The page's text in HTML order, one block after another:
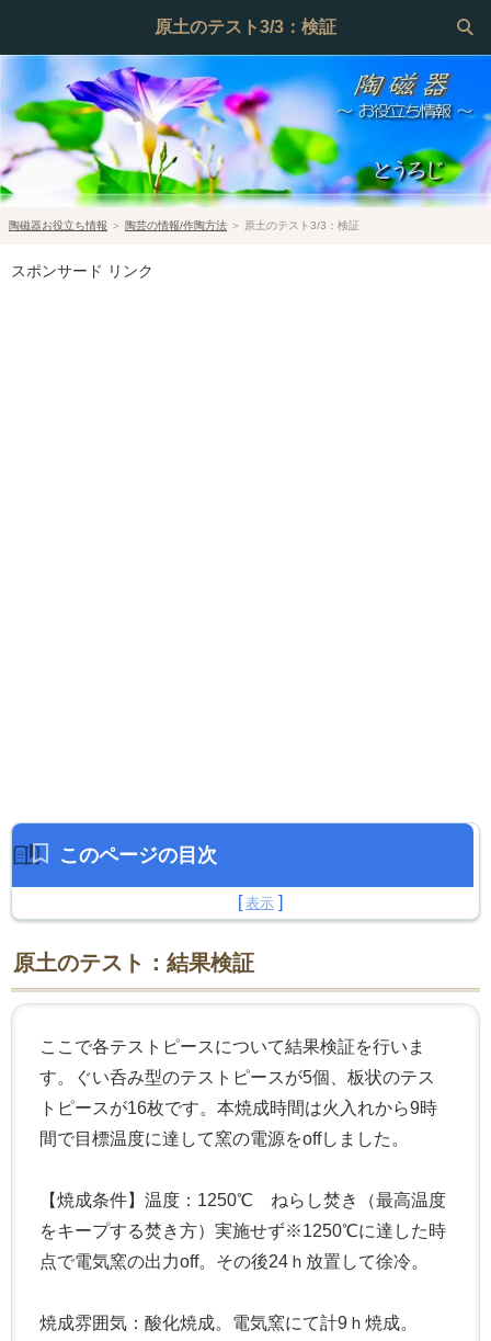
原土のテスト3/3：検証
陶磁器お役立ち情報 ＞ 陶芸の情報/作陶方法 ＞ 原土のテスト3/3：検証
スポンサード リンク
このページの目次
原土のテスト：結果検証
原土のテスト：結果検証
ここで各テストピースについて結果検証を行いま
す。ぐい呑み型のテストピースが5個、板状のテス
トピースが16枚です。本焼成時間は火入れから9時
間で目標温度に達して窯の電源をoffしました。
【焼成条件】温度：1250℃ ねらし焚き（最高温度
をキープする焚き方）実施せず※1250℃に達した時
点で電気窯の出力off。その後24ｈ放置して徐冷。
焼成雰囲気：酸化焼成。電気窯にて計9ｈ焼成。